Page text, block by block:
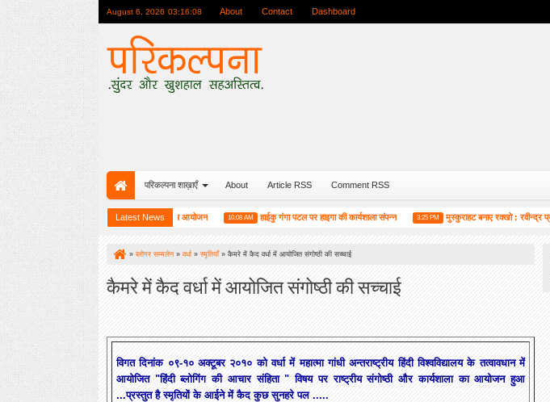
August 6, 2026 03:16:09 About Contact Dashboard
परिकल्पना शाख़ाएँ About Article RSS Comment RSS
Latest News
की रजत जयंती यात्रा के सम्मान में एक विशेष आयोजन 10:08 AM हाईकु गंगा पटल पर हाइगा की कार्यशाला संपन्न 3:25 PM मुस्कुराहट बनाए रक्खो : रवीन्द्र प्रभात
» ब्लोगर सम्मलेन» वर्धा » स्मृतियाँ» कैमरे में कैद वर्धा में आयोजित संगोष्ठी की सच्चाई
कैमरे में कैद वर्धा में आयोजित संगोष्ठी की सच्चाई
विगत दिनांक ०९-१० अक्टूबर २०१० को वर्धा में महात्मा गांधी अन्तराष्ट्रीय हिंदी विश्वविद्यालय के तत्वावधान में
आयोजित "हिंदी ब्लोगिंग की आचार संहिता " विषय पर राष्ट्रीय संगोष्ठी और कार्यशाला का आयोजन हुआ
...प्रस्तुत है स्मृतियों के आईने में कैद कुछ सुनहरे पल .....